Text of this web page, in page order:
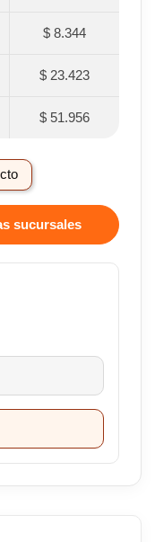
$ 8.344
$ 23.423
$ 51.956
sucursales